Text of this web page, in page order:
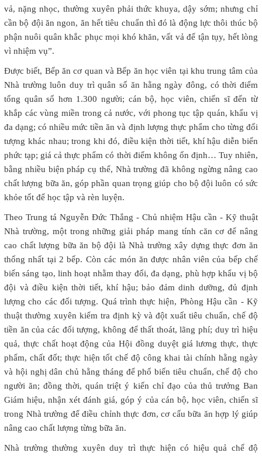
vả, nặng nhọc, thường xuyên phải thức khuya, dậy sớm; nhưng chỉ
cần bộ đội ăn ngon, ăn hết tiêu chuẩn thì đó là động lực thôi thúc bộ
phận nuôi quân khắc phục mọi khó khăn, vất vả để tận tụy, hết lòng
vì nhiệm vụ”.
Được biết, Bếp ăn cơ quan và Bếp ăn học viên tại khu trung tâm của
Nhà trường luôn duy trì quân số ăn hằng ngày đông, có thời điểm
tổng quân số hơn 1.300 người; cán bộ, học viên, chiến sĩ đến từ
khắp các vùng miền trong cả nước, với phong tục tập quán, khẩu vị
đa dạng; có nhiều mức tiền ăn và định lượng thực phẩm cho từng đối
tượng khác nhau; trong khi đó, điều kiện thời tiết, khí hậu diễn biến
phức tạp; giá cả thực phẩm có thời điểm không ổn định… Tuy nhiên,
bằng nhiều biện pháp cụ thể, Nhà trường đã không ngừng nâng cao
chất lượng bữa ăn, góp phần quan trọng giúp cho bộ đội luôn có sức
khỏe tốt để học tập và rèn luyện.
Theo Trung tá Nguyễn Đức Thắng - Chủ nhiệm Hậu cần - Kỹ thuật
Nhà trường, một trong những giải pháp mang tính căn cơ để nâng
cao chất lượng bữa ăn bộ đội là Nhà trường xây dựng thực đơn ăn
thống nhất tại 2 bếp. Còn các món ăn được nhân viên của bếp chế
biến sáng tạo, linh hoạt nhằm thay đổi, đa dạng, phù hợp khẩu vị bộ
đội và điều kiện thời tiết, khí hậu; bảo đảm dinh dưỡng, đủ định
lượng cho các đối tượng. Quá trình thực hiện, Phòng Hậu cần - Kỹ
thuật thường xuyên kiểm tra định kỳ và đột xuất tiêu chuẩn, chế độ
tiền ăn của các đối tượng, không để thất thoát, lãng phí; duy trì hiệu
quả, thực chất hoạt động của Hội đồng duyệt giá lương thực, thực
phẩm, chất đốt; thực hiện tốt chế độ công khai tài chính hằng ngày
và hội nghị dân chủ hằng tháng để phổ biến tiêu chuẩn, chế độ cho
người ăn; đồng thời, quán triệt ý kiến chỉ đạo của thủ trưởng Ban
Giám hiệu, nhận xét đánh giá, góp ý của cán bộ, học viên, chiến sĩ
trong Nhà trường để điều chỉnh thực đơn, cơ cấu bữa ăn hợp lý giúp
nâng cao chất lượng từng bữa ăn.
Nhà trường thường xuyên duy trì thực hiện có hiệu quả chế độ